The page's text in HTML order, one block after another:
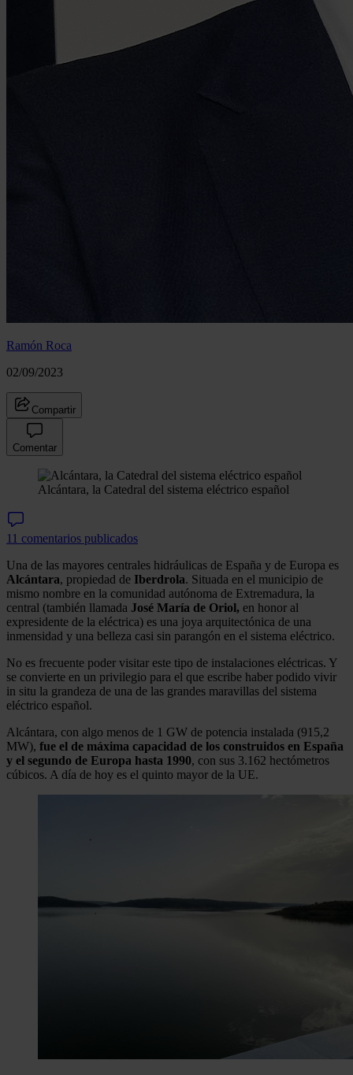
Ramón Roca
02/09/2023
Compartir
Comentar
Alcántara, la Catedral del sistema eléctrico español
11 comentarios publicados
Una de las mayores centrales hidráulicas de España y de Europa es
Alcántara, propiedad de Iberdrola. Situada en el municipio de
mismo nombre en la comunidad autónoma de Extremadura, la
central (también llamada José María de Oriol, en honor al
expresidente de la eléctrica) es una joya arquitectónica de una
inmensidad y una belleza casi sin parangón en el sistema eléctrico.
No es frecuente poder visitar este tipo de instalaciones eléctricas. Y
se convierte en un privilegio para el que escribe haber podido vivir
in situ la grandeza de una de las grandes maravillas del sistema
eléctrico español.
Alcántara, con algo menos de 1 GW de potencia instalada (915,2
MW), fue el de máxima capacidad de los construidos en España
y el segundo de Europa hasta 1990, con sus 3.162 hectómetros
cúbicos. A día de hoy es el quinto mayor de la UE.